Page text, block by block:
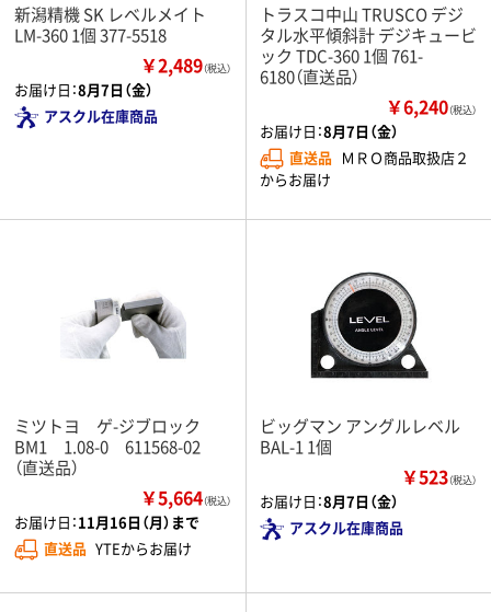
新潟精機 SK レベルメイト
LM-360 1個 377-5518
￥2,489（税込）
お届け日：8月7日（金）
アスクル在庫商品
トラスコ中山 TRUSCO デジ
タル水平傾斜計 デジキュービ
ック TDC-360 1個 761-
6180（直送品）
￥6,240（税込）
お届け日：8月7日（金）
直送品 ＭＲＯ商品取扱店２
からお届け
ミツトヨ ゲ-ジブロック
BM1 1.08-0 611568-02
（直送品）
￥5,664（税込）
お届け日：11月16日（月）まで
直送品 YTEからお届け
ビッグマン アングルレベル
BAL-1 1個
￥523（税込）
お届け日：8月7日（金）
アスクル在庫商品